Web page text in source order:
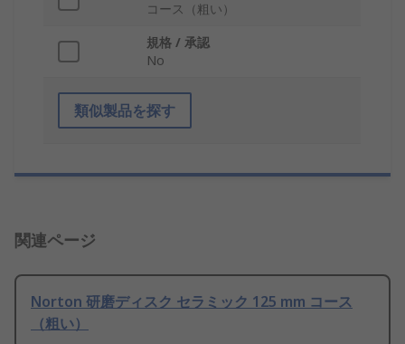
コース（粗い）
規格 / 承認
No
類似製品を探す
関連ページ
Norton 研磨ディスク セラミック 125 mm コース
（粗い）